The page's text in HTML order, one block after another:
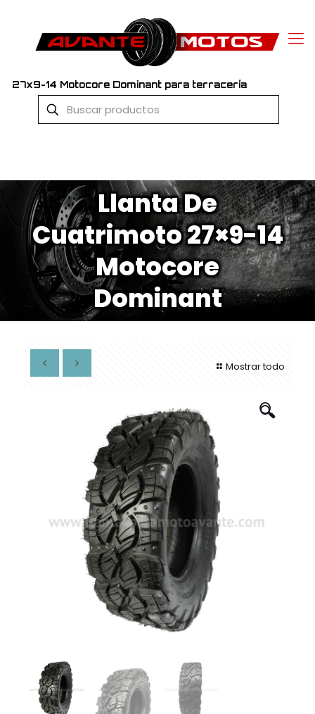
27x9-14 Motocore Dominant para terracería
Llanta De
Cuatrimoto 27×9-14
Motocore
Dominant
Mostrar todo
🔍